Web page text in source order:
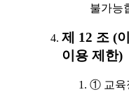
불가능
제 12 조 (
이용 제한)
① 교육